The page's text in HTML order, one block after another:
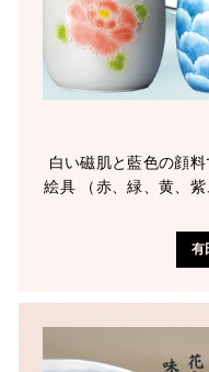
白い磁肌と藍色の顔
絵具 （赤、緑、黄、